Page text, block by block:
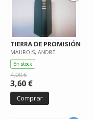
TIERRA DE PROMISIÓN
MAUROIS, ANDRE
En stock
4,00 €
3,60 €
Comprar